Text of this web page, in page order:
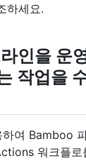
하세요.
인을 운
작업을
하여 Bamboo
워크플로